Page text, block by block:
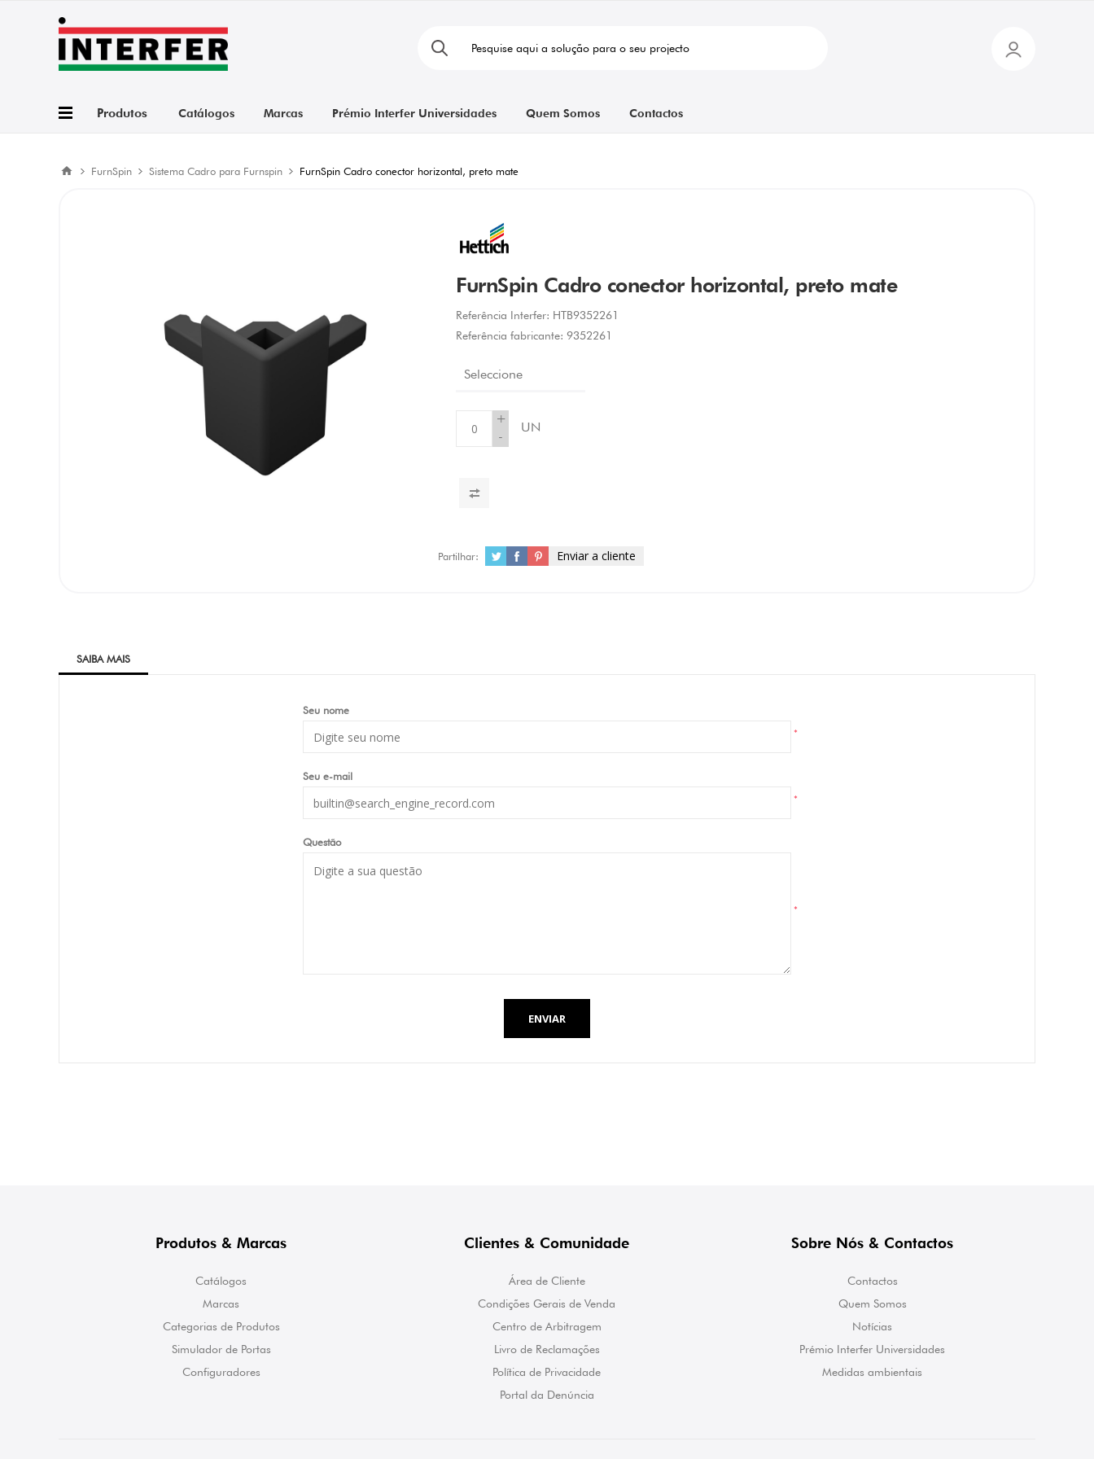
Produtos Catálogos Marcas Prémio Interfer Universidades Quem Somos Contactos
FurnSpin Sistema Cadro para Furnspin FurnSpin Cadro conector horizontal, preto mate
FurnSpin Cadro conector horizontal, preto mate
Referência Interfer: HTB9352261
Referência fabricante: 9352261
Seleccione
+
-
UN
Partilhar: Enviar a cliente
SAIBA MAIS
Seu nome
*
Seu e-mail
*
Questão
*
ENVIAR
Produtos & Marcas
Catálogos
Marcas
Categorias de Produtos
Simulador de Portas
Configuradores
Clientes & Comunidade
Área de Cliente
Condições Gerais de Venda
Centro de Arbitragem
Livro de Reclamações
Política de Privacidade
Portal da Denúncia
Sobre Nós & Contactos
Contactos
Quem Somos
Notícias
Prémio Interfer Universidades
Medidas ambientais